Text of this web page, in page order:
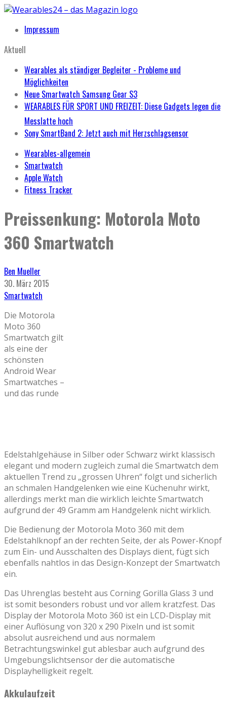
Impressum
Aktuell
Wearables als ständiger Begleiter - Probleme und
Möglichkeiten
Neue Smartwatch Samsung Gear S3
WEARABLES FÜR SPORT UND FREIZEIT: Diese Gadgets legen die
Messlatte hoch
Sony SmartBand 2: Jetzt auch mit Herzschlagsensor
Wearables-allgemein
Smartwatch
Apple Watch
Fitness Tracker
Preissenkung: Motorola Moto
360 Smartwatch
Ben Mueller
30. März 2015
Smartwatch
Die Motorola
Moto 360
Smartwatch gilt
als eine der
schönsten
Android Wear
Smartwatches –
und das runde
Edelstahlgehäuse in Silber oder Schwarz wirkt klassisch
elegant und modern zugleich zumal die Smartwatch dem
aktuellen Trend zu „grossen Uhren“ folgt und sicherlich
an schmalen Handgelenken wie eine Küchenuhr wirkt,
allerdings merkt man die wirklich leichte Smartwatch
aufgrund der 49 Gramm am Handgelenk nicht wirklich.
Die Bedienung der Motorola Moto 360 mit dem
Edelstahlknopf an der rechten Seite, der als Power-Knopf
zum Ein- und Ausschalten des Displays dient, fügt sich
ebenfalls nahtlos in das Design-Konzept der Smartwatch
ein.
Das Uhrenglas besteht aus Corning Gorilla Glass 3 und
ist somit besonders robust und vor allem kratzfest. Das
Display der Motorola Moto 360 ist ein LCD-Display mit
einer Auflösung von 320 x 290 Pixeln und ist somit
absolut ausreichend und aus normalem
Betrachtungswinkel gut ablesbar auch aufgrund des
Umgebungslichtsensor der die automatische
Displayhelligkeit regelt.
Akkulaufzeit